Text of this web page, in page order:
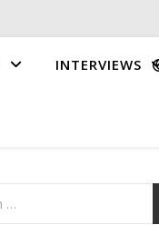
INTERVIEWS